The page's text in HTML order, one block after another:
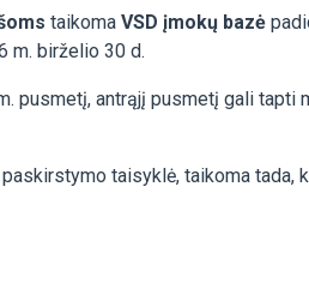
taikoma VSD įmokų bazė
m. birželio 30 d.
antrąjį pusmetį gali tapti
taisyklė, taikoma tada,